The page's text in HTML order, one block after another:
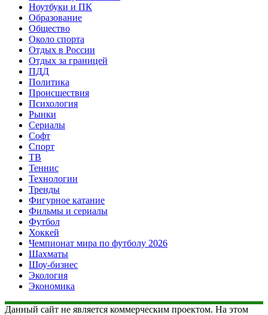
Ноутбуки и ПК
Образование
Общество
Около спорта
Отдых в России
Отдых за границей
ПДД
Политика
Происшествия
Психология
Рынки
Сериалы
Софт
Спорт
ТВ
Теннис
Технологии
Тренды
Фигурное катание
Фильмы и сериалы
Футбол
Хоккей
Чемпионат мира по футболу 2026
Шахматы
Шоу-бизнес
Экология
Экономика
Данный сайт не является коммерческим проектом. На этом